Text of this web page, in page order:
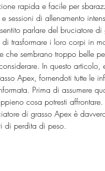
rapida e facile per
sessioni di allenamento
parlare del bruciatore di
trasformare i loro corpi in
che sembrano troppo belle
In questo articolo,
Apex, fornendoti tutte le
Prima di assumere
cosa potresti
di grasso Apex è
di perdita di peso.